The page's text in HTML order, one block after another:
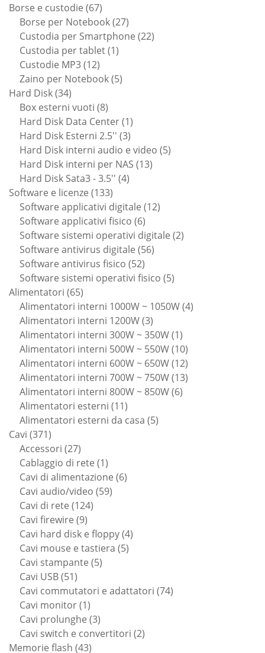
Borse e custodie 6767
prodotti
Borse per Notebook 2727
prodotti
Custodia per Smartphone 2222
Custodia per tablet 11
Custodie MP3 1212
prodotti
Zaino per Notebook 55
Hard Disk 3434
prodotti
Box esterni vuoti 88
prodotti
Hard Disk Data Center 11
prodotto
Hard Disk Esterni 2.5'' 33
prodotti
Hard Disk interni audio e video 55
Hard Disk interni per NAS 1313
Hard Disk Sata3 - 3.5'' 44
Software e licenze 133133
prodotti
Software applicativi digitale 1212
Software applicativi fisico 66
prodotti
Software sistemi operativi digitale 22
Software antivirus digitale 5656
Software antivirus fisico 5252
prodotti
Software sistemi operativi fisico 55
Alimentatori 6565
prodotti
Alimentatori interni 1000W ~ 1050W 44
Alimentatori interni 1200W 33
prodotti
Alimentatori interni 300W ~ 350W 11
prodotto
Alimentatori interni 500W ~ 550W 1010
prodotti
Alimentatori interni 600W ~ 650W 1212
prodotti
Alimentatori interni 700W ~ 750W 1313
Alimentatori interni 800W ~ 850W 66
Alimentatori esterni 1111
prodotti
Alimentatori esterni da casa 55
Cavi 371371
prodotti
Accessori 2727
prodotti
Cablaggio di rete 11
prodotto
Cavi di alimentazione 66
Cavi audio/video 5959
Cavi di rete 124124
Cavi firewire 99
prodotti
Cavi hard disk e floppy 44
Cavi mouse e tastiera 55
Cavi stampante 55
Cavi USB 5151
prodotti
Cavi commutatori e adattatori 7474
Cavi monitor 11
prodotto
Cavi prolunghe 33
prodotti
Cavi switch e convertitori 22
Memorie flash 4343